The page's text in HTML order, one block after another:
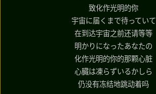
致化作光明的你
宇宙に届くまで待っていて
在到达宇宙之前还请等等
明かりになったあなたの
化作光明的你的那颗心脏
心臓は凍らずいるかしら
仍没有冻结地跳动着吗